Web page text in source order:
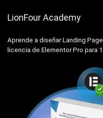
LionFour Academy
Aprende a diseñar Landing
licencia de Elementor Pro para